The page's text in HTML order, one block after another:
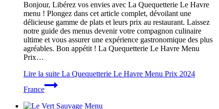
Bonjour, Libérez vos envies avec La Quequetterie Le Havre
menu ! Plongez dans cet article complet, dévoilant une
délicieuse gamme de plats et leurs prix au restaurant. Laissez
notre guide des menus devenir votre compagnon culinaire
ultime et vous assurer une expérience gastronomique des plus
agréables. Bon appétit ! La Quequetterie Le Havre Menu
Prix…
Lire la suite La Quequetterie Le Havre Menu Prix 2024
France